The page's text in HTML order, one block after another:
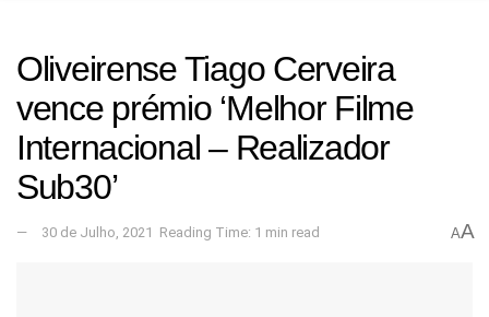
Oliveirense Tiago Cerveira
vence prémio ‘Melhor Filme
Internacional – Realizador
Sub30’
30 de Julho, 2021 Reading Time: 1 min read AA